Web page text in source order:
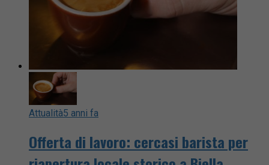
Attualità5 anni fa
Offerta di lavoro: cercasi barista per